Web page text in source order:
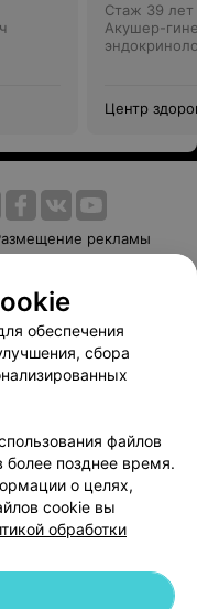
Стаж 39 лет
Акушер-
Центр
рекламы
Способы оплаты
103.by
данных
обеспечения
сбора
файлов
более позднее время.
о целях,
cookie вы
обработки